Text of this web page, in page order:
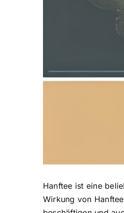
Hanftee ist eine
Wirkung von Hanftee